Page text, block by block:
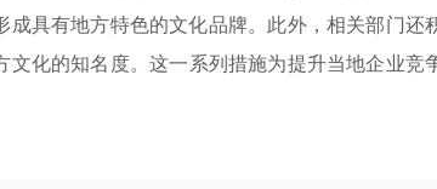
成具有地方特色的文化品牌。此外，相关部门还
化的知名度。这一系列措施为提升当地企业竞